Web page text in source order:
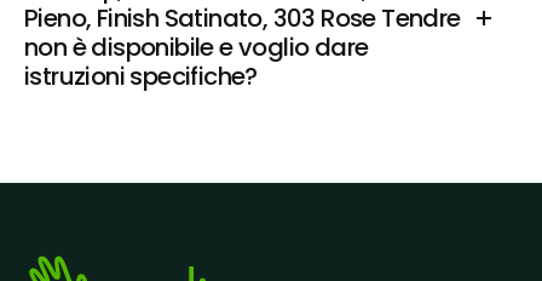
Pieno, Finish Satinato, 303 Rose Tendre
non è disponibile e voglio dare
istruzioni specifiche?